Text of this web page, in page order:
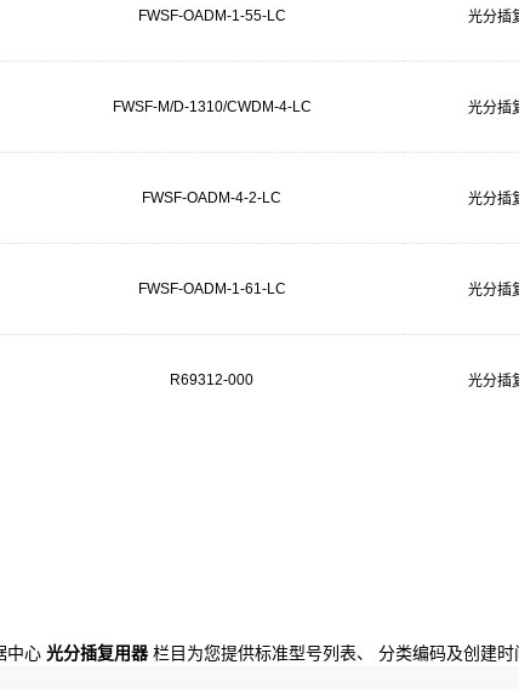
FWSF-OADM-1-55-LC 光分插
FWSF-M/D-1310/CWDM-4-LC 光分插
FWSF-OADM-4-2-LC 光分插
FWSF-OADM-1-61-LC 光分插
R69312-000 光分插
中心 光分插复用器栏目为您提供标准型号列表、 分类编码及创建时